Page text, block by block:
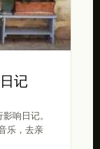
记
响日记。
乐，去亲